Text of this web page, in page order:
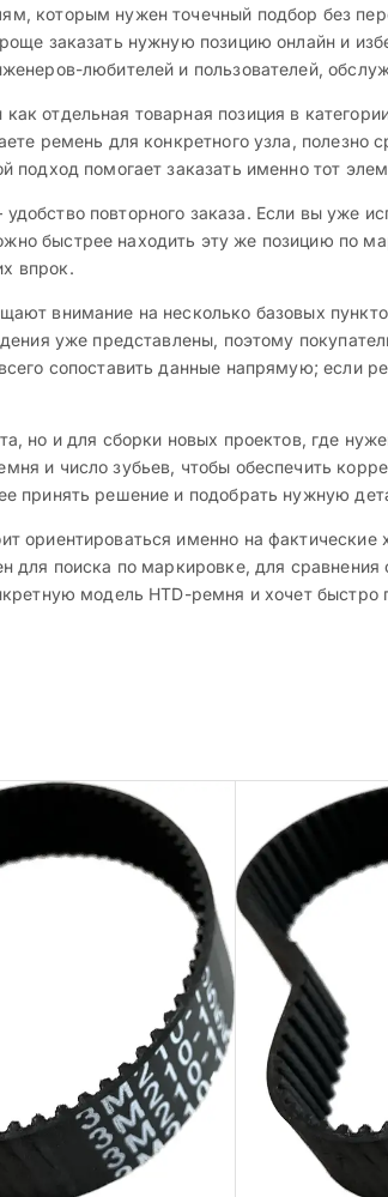
которым нужен точечный подбор без
заказать нужную позицию онлайн и
любителей и пользователей,
отдельная товарная позиция в
ремень для конкретного узла,
подход помогает заказать именно тот
повторного заказа. Если вы уже
быстрее находить эту же позицию по
впрок.
внимание на несколько базовых
уже представлены, поэтому
сопоставить данные напрямую; если
но и для сборки новых проектов, где
и число зубьев, чтобы обеспечить
принять решение и подобрать нужную
ориентироваться именно на
для поиска по маркировке, для
модель HTD-ремня и хочет быстро